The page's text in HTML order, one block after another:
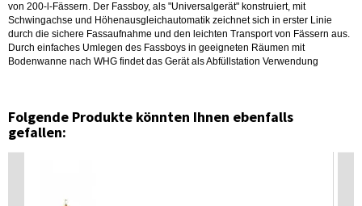
von 200-l-Fässern. Der Fassboy, als "Universalgerät" konstruiert, mit
Schwingachse und Höhenausgleichautomatik zeichnet sich in erster Linie
durch die sichere Fassaufnahme und den leichten Transport von Fässern aus.
Durch einfaches Umlegen des Fassboys in geeigneten Räumen mit
Bodenwanne nach WHG findet das Gerät als Abfüllstation Verwendung
Folgende Produkte könnten Ihnen ebenfalls
gefallen: